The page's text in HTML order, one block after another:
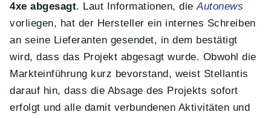
4xe abgesagt. Laut Informationen, dieAutonews
vorliegen, hat der Hersteller ein internes Schreiben
an seine Lieferanten gesendet, in dem bestätigt
wird, dass das Projekt abgesagt wurde. Obwohl die
Markteinführung kurz bevorstand, weist Stellantis
darauf hin, dass die Absage des Projekts sofort
erfolgt und alle damit verbundenen Aktivitäten und